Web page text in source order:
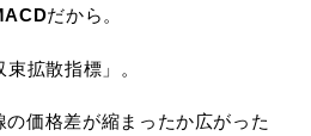
だから。
拡散指標」。
価格差が縮まったか広がった